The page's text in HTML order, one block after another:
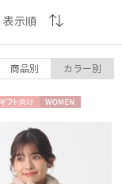
キッズ
表示順
商品別 カラー別
向け
N